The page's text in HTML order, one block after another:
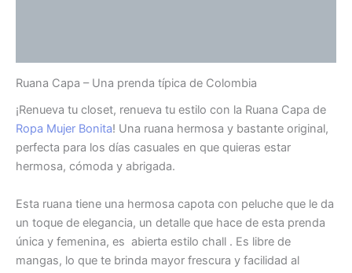
Ruana Capa – Una prenda típica de Colombia
¡Renueva tu closet, renueva tu estilo con la Ruana Capa de
Ropa Mujer Bonita! Una ruana hermosa y bastante original,
perfecta para los días casuales en que quieras estar
hermosa, cómoda y abrigada.
Esta ruana tiene una hermosa capota con peluche que le da
un toque de elegancia, un detalle que hace de esta prenda
única y femenina, es abierta estilo chall . Es libre de
mangas, lo que te brinda mayor frescura y facilidad al